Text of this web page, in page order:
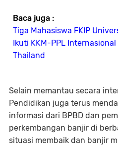
Baca juga :
Tiga Mahasiswa FKIP
Ikuti KKM-PPL
Thailand
Selain memantau secara
Pendidikan juga terus
informasi dari BPBD dan
perkembangan banjir di
situasi membaik dan banjir